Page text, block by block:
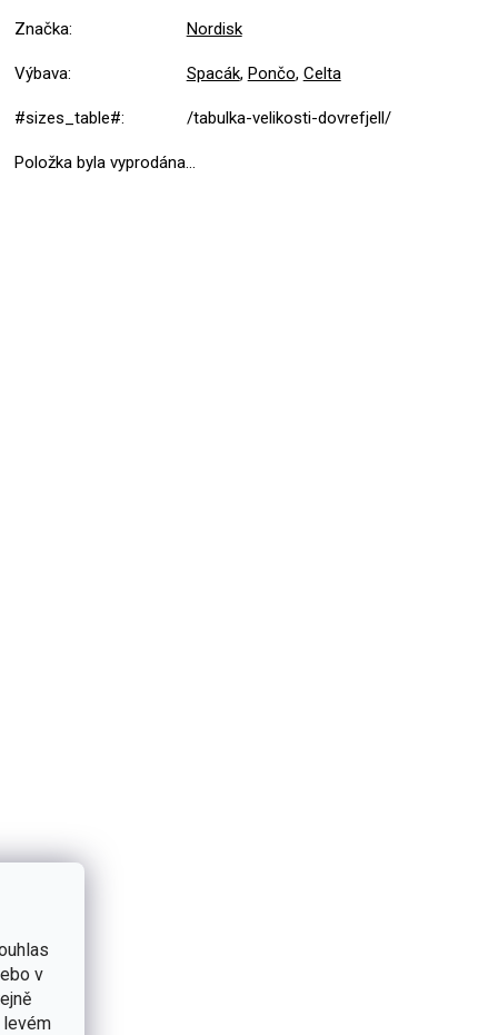
v
levém
Značka: Nordisk
Výbava: Spacák, Pončo, Celta
#sizes_table#: /tabulka-velikosti-dovrefjell/
Položka byla vyprodána…